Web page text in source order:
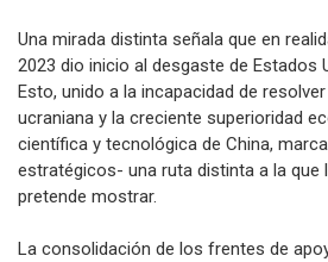
Una mirada distinta señala que en
2023 dio inicio al desgaste de Estados
Esto, unido a la incapacidad de
ucraniana y la creciente superioridad
científica y tecnológica de China,
estratégicos- una ruta distinta a la que
pretende mostrar.
La consolidación de los frentes de